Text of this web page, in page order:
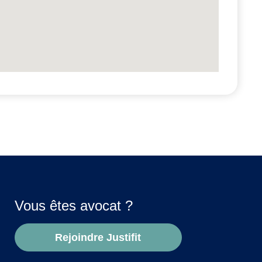
Vous êtes avocat ?
Rejoindre Justifit